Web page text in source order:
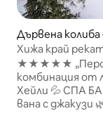
Дървена колиба
wk
Хижа край
вана, огнище,
★★★★★
комбинация от
Хейли 💦 СПА БАНИ – душ с пара +
вана с